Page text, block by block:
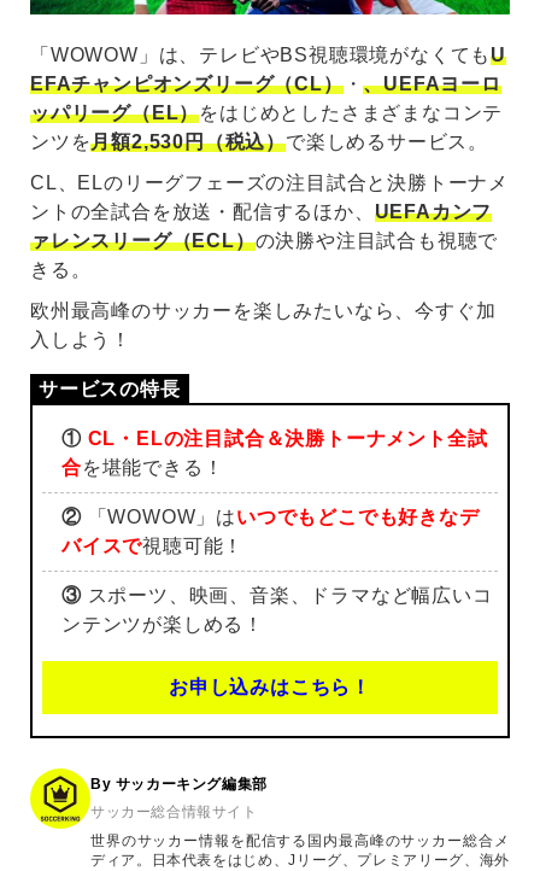
「WOWOW」は、テレビやBS視聴環境がなくてもU
EFAチャンピオンズリーグ（CL）・、UEFAヨーロ
ッパリーグ（EL）をはじめとしたさまざまなコンテ
ンツを月額2,530円（税込）で楽しめるサービス。
CL、ELのリーグフェーズの注目試合と決勝トーナメ
ントの全試合を放送・配信するほか、 UEFAカンフ
ァレンスリーグ（ECL）の決勝や注目試合も視聴で
きる。
欧州最高峰のサッカーを楽しみたいなら、今すぐ加
入しよう！
① CL・ELの注目試合＆決勝トーナメント全試
合を堪能できる！
②「WOWOW」はいつでもどこでも好きなデ
バイスで視聴可能！
③スポーツ、映画、音楽、ドラマなど幅広いコ
ンテンツが楽しめる！
お申し込みはこちら！
By サッカーキング編集部
サッカー総合情報サイト
世界のサッカー情報を配信する国内最高峰のサッカー総合メ
ディア。日本代表をはじめ、Jリーグ、プレミアリーグ、海外